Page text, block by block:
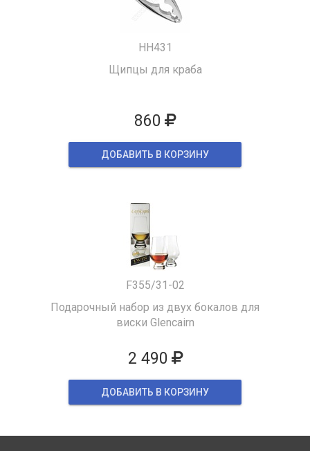
HH431
Щипцы для краба
860
ДОБАВИТЬ В КОРЗИНУ
F355/31-02
Подарочный набор из двух бокалов для
виски Glencairn
2 490
ДОБАВИТЬ В КОРЗИНУ